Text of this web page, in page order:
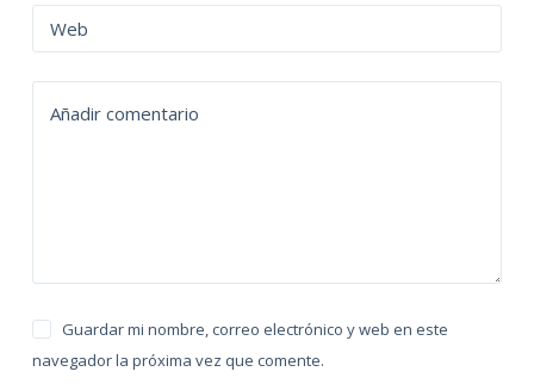
Web
Añadir comentario
Guardar mi nombre, correo electrónico y web en este
navegador la próxima vez que comente.
a
t